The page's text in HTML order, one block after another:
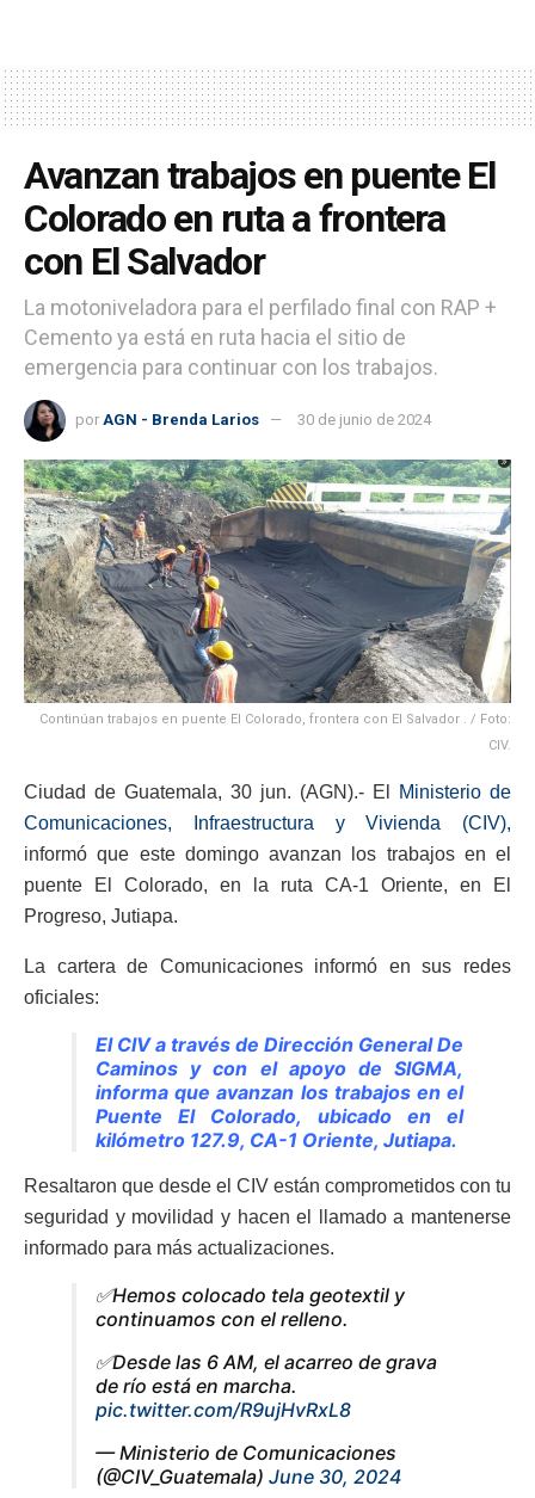
Avanzan trabajos en puente El
Colorado en ruta a frontera
con El Salvador
La motoniveladora para el perfilado final con RAP +
Cemento ya está en ruta hacia el sitio de
emergencia para continuar con los trabajos.
por AGN - Brenda Larios 30 de junio de 2024
Continúan trabajos en puente El Colorado, frontera con El Salvador . / Foto:
CIV.
Ciudad de Guatemala, 30 jun. (AGN).- El
Ministerio de
Comunicaciones, Infraestructura y Vivienda (CIV),
informó que este domingo avanzan los trabajos en el
puente El Colorado, en la ruta CA-1 Oriente, en El
Progreso, Jutiapa.
La cartera de Comunicaciones informó en sus redes
oficiales:
El CIV a través de Dirección General De
Caminos y con el apoyo de SIGMA,
informa que avanzan los trabajos en el
Puente El Colorado, ubicado en el
kilómetro 127.9, CA-1 Oriente, Jutiapa.
Resaltaron que desde el CIV están comprometidos con tu
seguridad y movilidad y hacen el llamado a mantenerse
informado para más actualizaciones.
✅Hemos colocado tela geotextil y
continuamos con el relleno.
✅Desde las 6 AM, el acarreo de grava
de río está en marcha.
pic.twitter.com/R9ujHvRxL8
— Ministerio de Comunicaciones
(@CIV_Guatemala) June 30, 2024